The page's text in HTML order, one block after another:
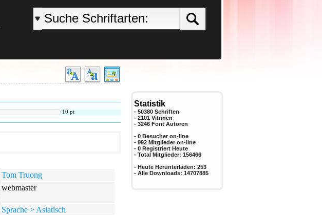
10 pt
Tom Truong
webmaster
Sprache > Asiatisch
Statistik
- 50380 Schriften
- 2101 Vitrinen
- 3246 Font Autoren
- 0 Besucher on-line
- 992 Mitglieder on-line
- 0 Registriert Heute
- Total Mitglieder: 156466
- Heute Herunterladen: 253
- Alle Downloads: 14707885